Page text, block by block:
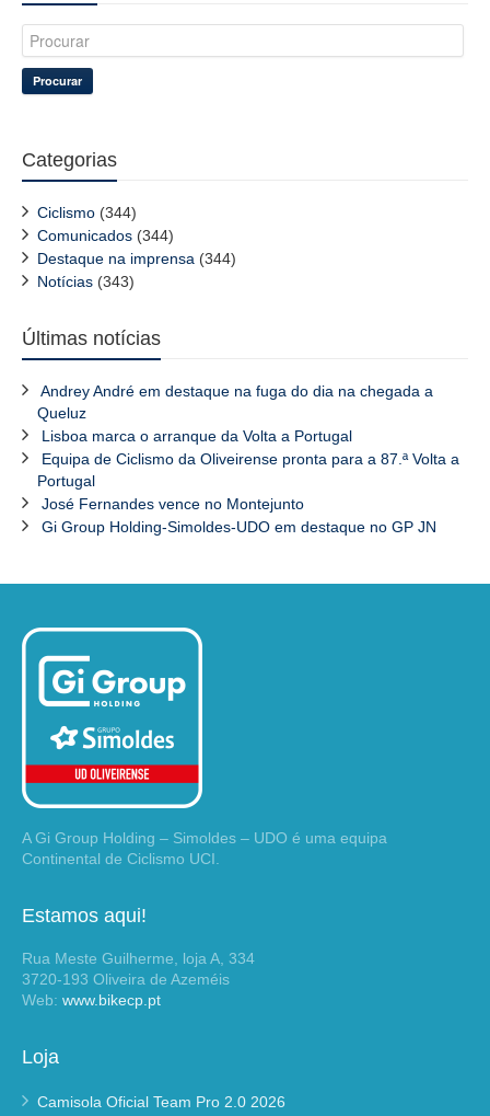
Procurar
Categorias
Ciclismo (344)
Comunicados (344)
Destaque na imprensa (344)
Notícias (343)
Últimas notícias
Andrey André em destaque na fuga do dia na chegada a
Queluz
Lisboa marca o arranque da Volta a Portugal
Equipa de Ciclismo da Oliveirense pronta para a 87.ª Volta a
Portugal
José Fernandes vence no Montejunto
Gi Group Holding-Simoldes-UDO em destaque no GP JN
A Gi Group Holding – Simoldes – UDO é uma equipa
Continental de Ciclismo UCI.
Estamos aqui!
Rua Meste Guilherme, loja A, 334
3720-193 Oliveira de Azeméis
Web: www.bikecp.pt
Loja
Camisola Oficial Team Pro 2.0 2026